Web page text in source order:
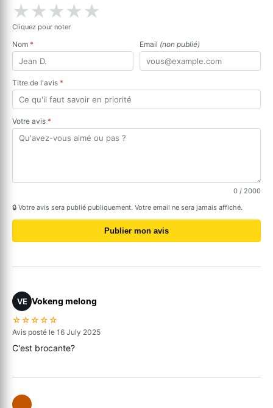
★★★★★
Cliquez pour noter
Nom * Email (non publié)
Titre de l'avis *
Votre avis *
0 / 2000
🔒 Votre avis sera publié publiquement. Votre email ne sera jamais affiché.
Publier mon avis
VE Vokeng melong
☆☆☆☆☆
Avis posté le 16 July 2025
C'est brocante?